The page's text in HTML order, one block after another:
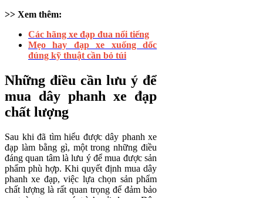
>> Xem thêm:
Các hãng xe đạp đua nổi tiếng
Mẹo hay đạp xe xuống dốc
đúng kỹ thuật cần bỏ túi
Những điều cần lưu ý để
mua dây phanh xe đạp
chất lượng
Sau khi đã tìm hiểu được dây phanh xe
đạp làm bằng gì, một trong những điều
đáng quan tâm là lưu ý để mua được sản
phẩm phù hợp. Khi quyết định mua dây
phanh xe đạp, việc lựa chọn sản phẩm
chất lượng là rất quan trọng để đảm bảo